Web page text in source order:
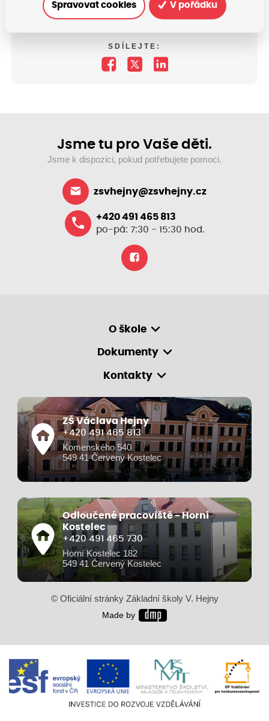
Máte dotazy?
SDÍLEJTE:
Jsme tu pro Vaše děti.
Jsme k dispozici, pokud potřebujete pomoci.
zsvhejny@zsvhejny.cz
+420 491 465 813
po-pá: 7:30 - 15:30 hod.
O škole
Dokumenty
Kontakty
ZŠ Václava Hejny
+420 491 465 813
Komenského 540
549 41 Červený Kostelec
Odloučené pracoviště - Horní
Kostelec
+420 491 465 730
Horní Kostelec 182
549 41 Červený Kostelec
© Oficiální stránky Základní školy V. Hejny
Made by
Spravovat cookies V pořádku